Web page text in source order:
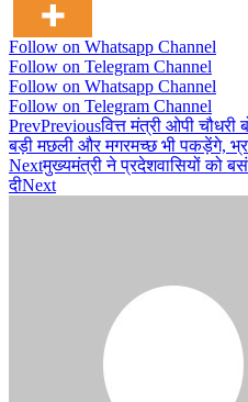
Follow on Whatsapp Channel
Follow on Telegram Channel
Follow on Whatsapp Channel
Follow on Telegram Channel
PrevPreviousवित्त मंत्री ओपी
बड़ी मछली और मगरमच्छ भी पकड़ेंगे,
Nextमुख्यमंत्री ने प्रदेशवासियों को
दीNext